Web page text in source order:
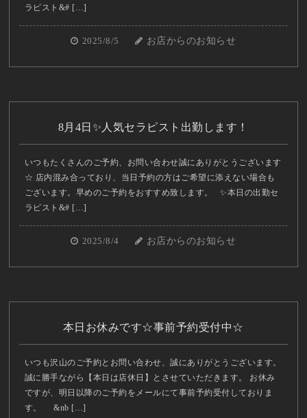
ラピスト&# […]
2025/8/5 お店からのお知らせ
8月4日✨人気セラピスト出勤します！
いつもたくさんのご予約、お問い合わせ誠にありがとうございます
☆ 店内混み合っており、当日予約の方はご希望に添えない場合も
ございます。早めのご予約をおすすめ致します。 ✨本日の出勤セ
ラピスト&# […]
2025/8/4 お店からのお知らせ
本日お休みです☆事前予約受付中☆
いつも沢山のご予約とお問い合わせ、誠にありがとうございます。
誠に勝手ながら【本日は店休日】とさせていただきます。 お休み
ですが、明日以降のご予約をメールにて事前予約受付しておりま
す。 &nb […]